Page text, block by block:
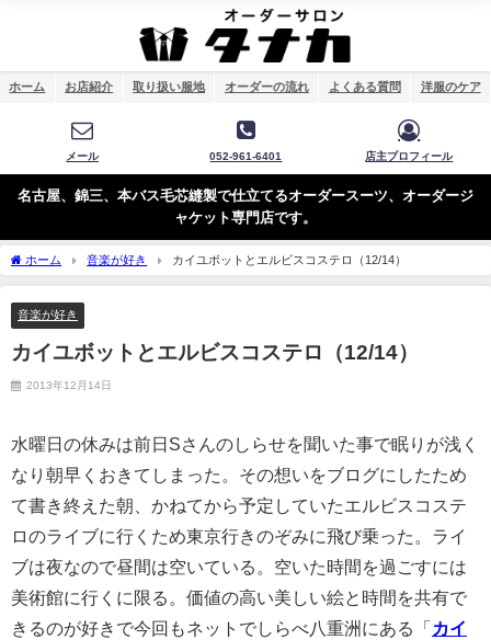
ホーム お店紹介 取り扱い服地 オーダーの流れ よくある質問 洋服のケア
メール 052-961-6401 店主プロフィール
名古屋、錦三、本バス毛芯縫製で仕立てるオーダースーツ、オーダージ
ャケット専門店です。
ホーム 音楽が好き カイユボットとエルビスコステロ（12/14）
音楽が好き
カイユボットとエルビスコステロ（12/14）
2013年12月14日
水曜日の休みは前日Sさんのしらせを聞いた事で眠りが浅く
なり朝早くおきてしまった。その想いをブログにしたため
て書き終えた朝、かねてから予定していたエルビスコステ
ロのライブに行くため東京行きのぞみに飛び乗った。ライ
ブは夜なので昼間は空いている。空いた時間を過ごすには
美術館に行くに限る。価値の高い美しい絵と時間を共有で
きるのが好きで今回もネットでしらべ八重洲にある「 カイ